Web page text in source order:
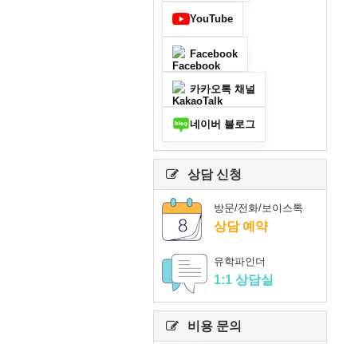
YouTube
Facebook
카카오톡 채널
네이버 블로그
상담 신청
방문/전화/보이스톡
상담 예약
유학파인더
1:1 상담실
비용 문의